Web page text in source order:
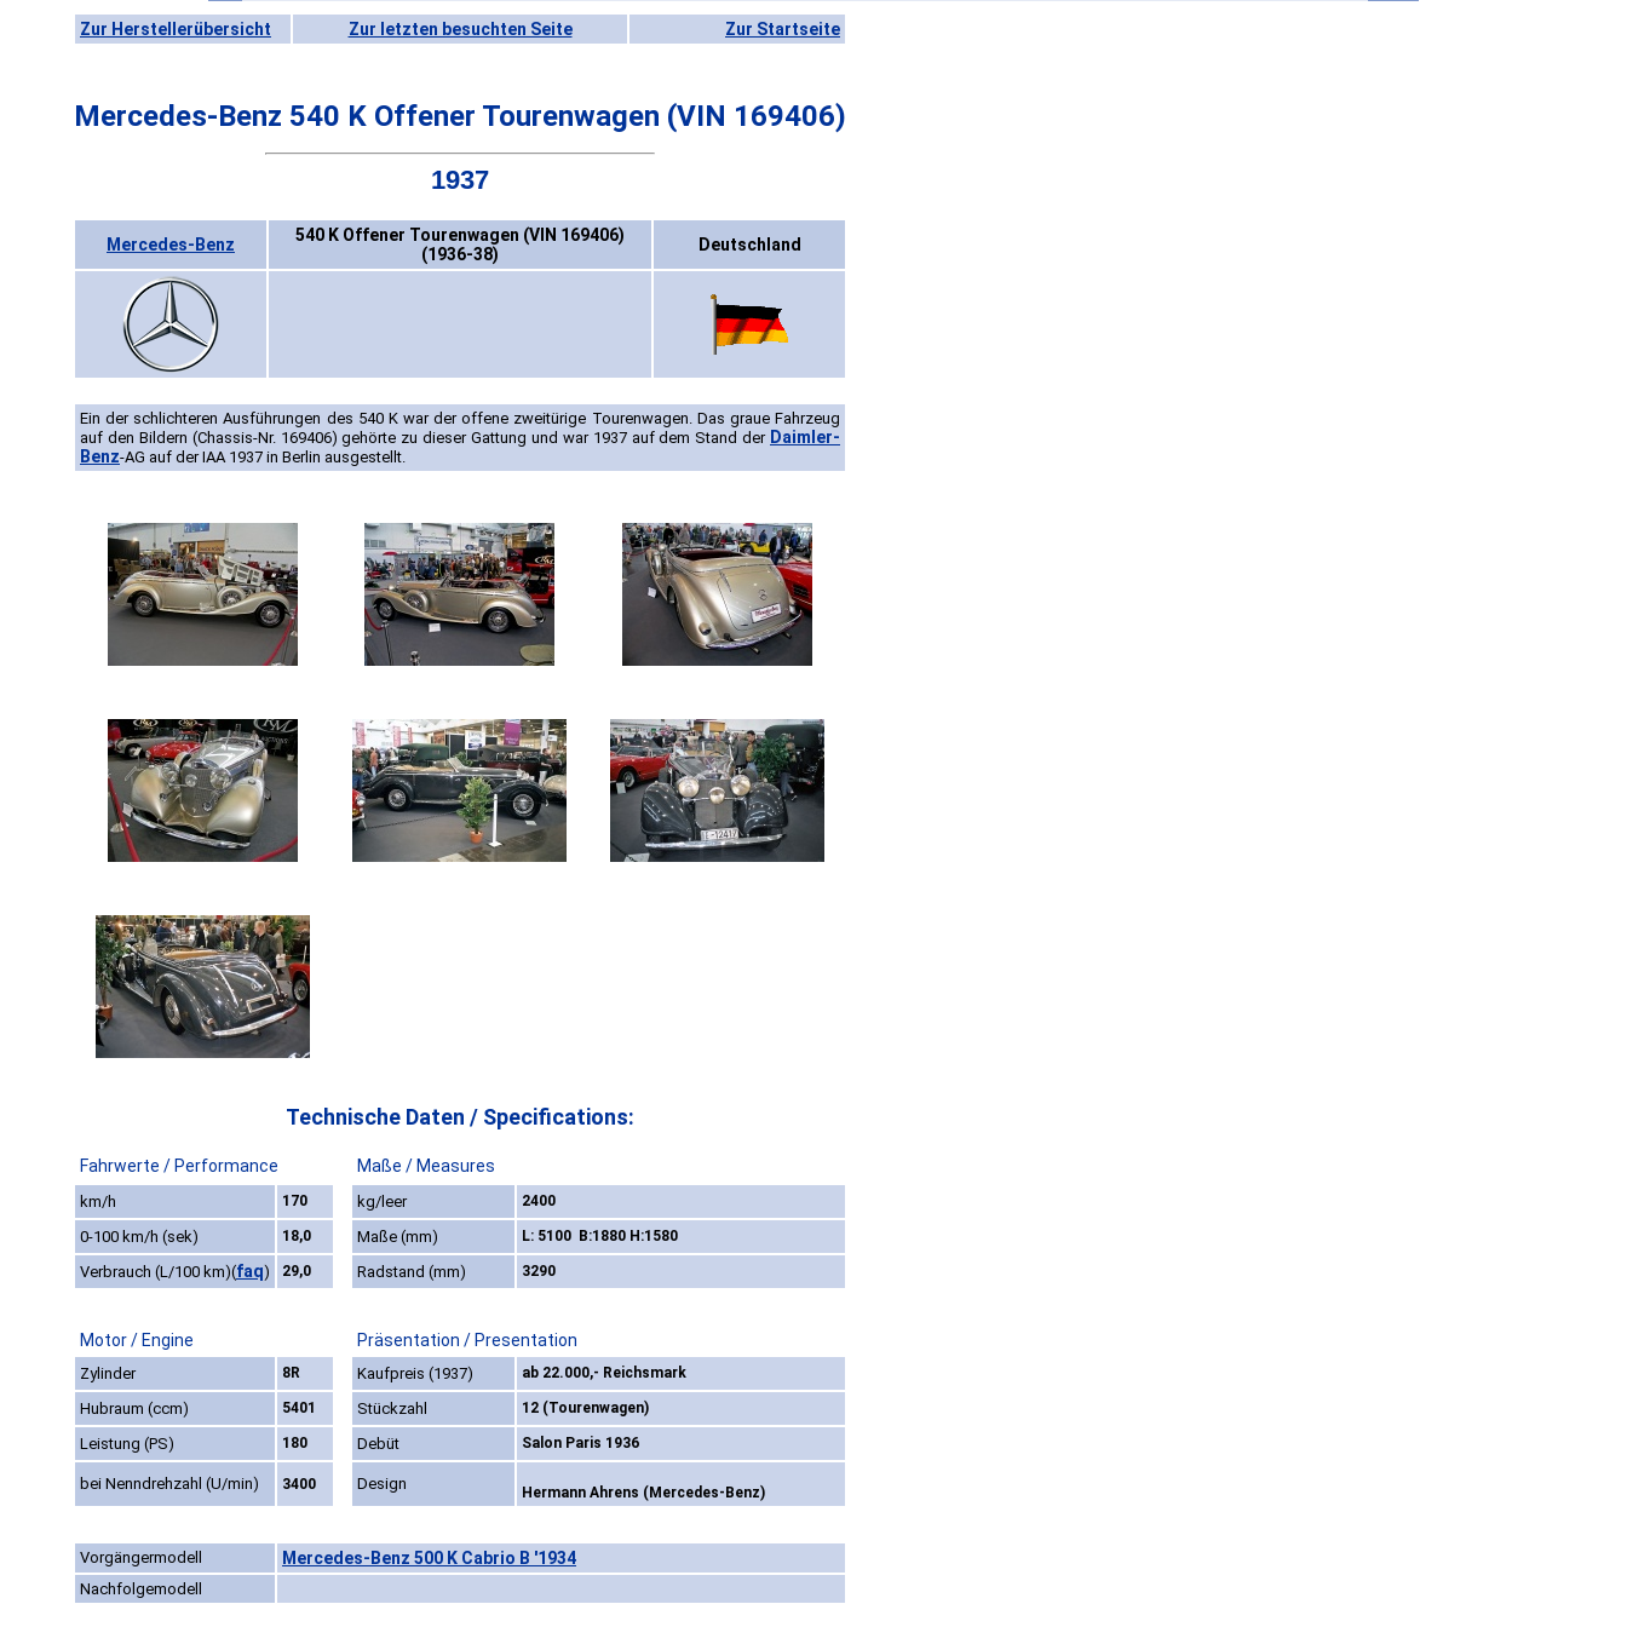
Zur Herstellerübersicht Zur letzten besuchten Seite Zur Startseite
Mercedes-Benz 540 K Offener Tourenwagen (VIN 169406)
1937
Mercedes-Benz
540 K Offener Tourenwagen (VIN 169406)
(1936-38)
Deutschland
Ein der schlichteren Ausführungen des 540 K war der offene zweitürige Tourenwagen. Das graue Fahrzeug
auf den Bildern (Chassis-Nr. 169406) gehörte zu dieser Gattung und war 1937 auf dem Stand der Daimler-
Benz-AG auf der IAA 1937 in Berlin ausgestellt.
Technische Daten / Specifications:
Fahrwerte / Performance Maße / Measures
km/h 170 kg/leer 2400
0-100 km/h (sek) 18,0 Maße (mm) L: 5100 B:1880 H:1580
Verbrauch (L/100 km)(faq) 29,0 Radstand (mm) 3290
Motor / Engine Präsentation / Presentation
Zylinder 8R Kaufpreis (1937) ab 22.000,- Reichsmark
Hubraum (ccm) 5401 Stückzahl 12 (Tourenwagen)
Leistung (PS) 180 Debüt Salon Paris 1936
bei Nenndrehzahl (U/min) 3400 Design Hermann Ahrens (Mercedes-Benz)
Vorgängermodell Mercedes-Benz 500 K Cabrio B '1934
Nachfolgemodell